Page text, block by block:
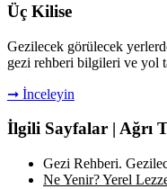
Üç Kilise
Gezilecek görülecek
gezi rehberi bilgileri ve yol
➞ İnceleyin
İlgili Sayfalar | Ağrı
Gezi Rehberi.
Ne Yenir? Yerel